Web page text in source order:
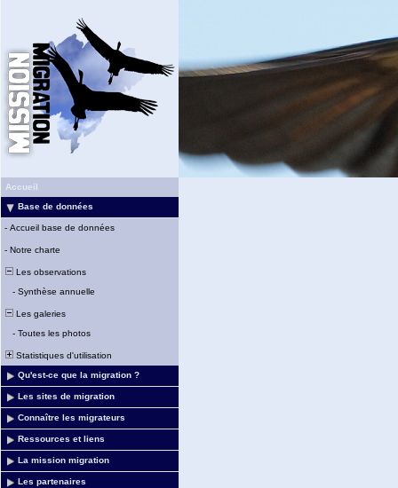
Accueil
Base de données
- Accueil base de données
- Notre charte
Les observations
- Synthèse annuelle
Les galeries
- Toutes les photos
Statistiques d'utilisation
Qu'est-ce que la migration ?
Les sites de migration
Connaître les migrateurs
Ressources et liens
La mission migration
Les partenaires